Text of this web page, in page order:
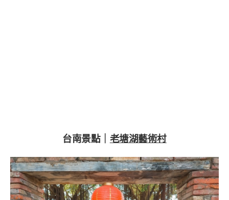
台南景點｜ 老塘湖藝術村